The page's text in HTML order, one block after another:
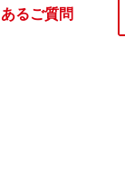
るご質問